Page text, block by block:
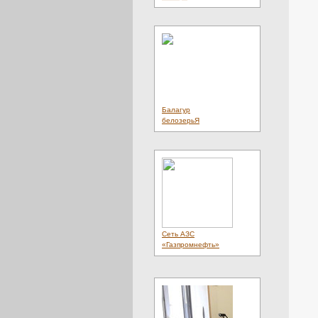
Балагур
белозерьЯ
Сеть АЗС
«Газпромнефть»